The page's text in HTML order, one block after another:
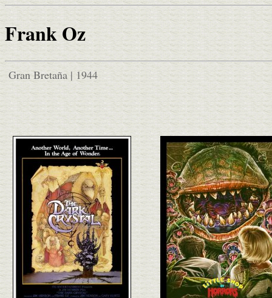
Frank Oz
Gran Bretaña | 1944